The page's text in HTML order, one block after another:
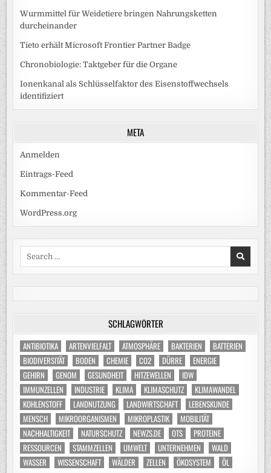
Wurmmittel für Weidetiere bringen Nahrungsketten
durcheinander
Tieto erhält Microsoft Frontier Partner Badge
Chronobiologie: Taktgeber für die Organe
Ionenkanal als Schlüsselfaktor des Eisenstoffwechsels
identifiziert
META
Anmelden
Eintrags-Feed
Kommentar-Feed
WordPress.org
Search
SCHLAGWÖRTER
ANTIBIOTIKA ARTENVIELFALT ATMOSPHÄRE BAKTERIEN
BATTERIEN
BIODIVERSITÄT
BODEN CHEMIE CO2 DÜRRE
ENERGIE
GEHIRN
GENOM GESUNDHEIT HITZEWELLEN
IDW
IMMUNZELLEN
INDUSTRIE KLIMA KLIMASCHUTZ
KLIMAWANDEL
KOHLENSTOFF
LANDNUTZUNG LANDWIRTSCHAFT
LEBENSKUNDE
MENSCH
MIKROORGANISMEN MIKROPLASTIK
MOBILITÄT
NACHHALTIGKEIT
NATURSCHUTZ NEWZS.DE OTS
PROTEINE
RESSOURCEN
STAMMZELLEN UMWELT UNTERNEHMEN
WALD
WASSER
WISSENSCHAFT WÄLDER ZELLEN ÖKOSYSTEM ÖL